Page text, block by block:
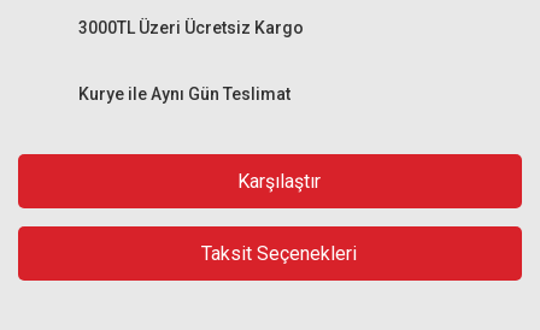
Kurye ile Aynı Gün Teslimat
3000TL Üzeri Ücretsiz Kargo
Karşılaştır
Taksit Seçenekleri